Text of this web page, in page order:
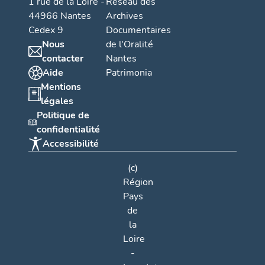
44966 Nantes
Cedex 9
Nous
contacter
Aide
Mentions
légales
Politique de
confidentialité
Accessibilité
Archives
Documentaires
de l'Oralité
Nantes
Patrimonia
(c)
Région
Pays
de
la
Loire
-